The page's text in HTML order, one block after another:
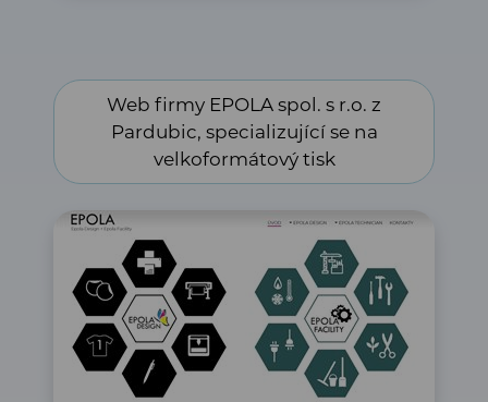
Web firmy EPOLA spol. s r.o. z Pardubic, specializující se
na velkoformátový tisk
Web firmy EPOLA spol. s r.o. z
Pardubic, specializující se na
velkoformátový tisk